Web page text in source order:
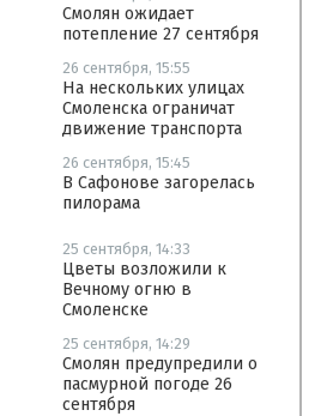
Смолян ожидает
потепление 27 сентября
26 сентября, 15:55
На нескольких улицах
Смоленска ограничат
движение транспорта
26 сентября, 15:45
В Сафонове загорелась
пилорама
25 сентября, 14:33
Цветы возложили к
Вечному огню в
Смоленске
25 сентября, 14:29
Смолян предупредили о
пасмурной погоде 26
сентября